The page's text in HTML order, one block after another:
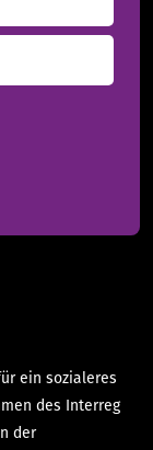
ein sozialeres
des Interreg
der